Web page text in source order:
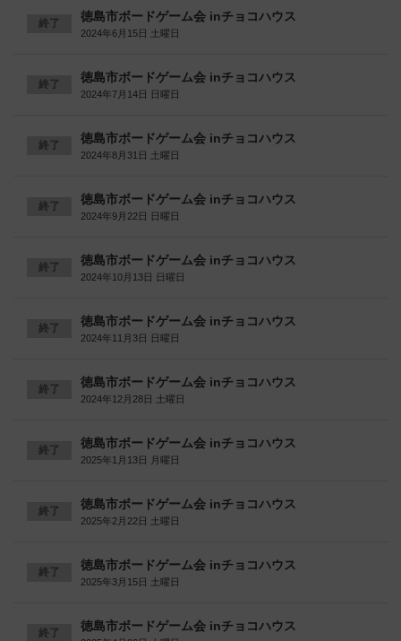
終了 徳島市ボードゲーム会 inチョコハウス
2024年6月15日 土曜日
終了 徳島市ボードゲーム会 inチョコハウス
2024年7月14日 日曜日
終了 徳島市ボードゲーム会 inチョコハウス
2024年8月31日 土曜日
終了 徳島市ボードゲーム会 inチョコハウス
2024年9月22日 日曜日
終了 徳島市ボードゲーム会 inチョコハウス
2024年10月13日 日曜日
終了 徳島市ボードゲーム会 inチョコハウス
2024年11月3日 日曜日
終了 徳島市ボードゲーム会 inチョコハウス
2024年12月28日 土曜日
終了 徳島市ボードゲーム会 inチョコハウス
2025年1月13日 月曜日
終了 徳島市ボードゲーム会 inチョコハウス
2025年2月22日 土曜日
終了 徳島市ボードゲーム会 inチョコハウス
2025年3月15日 土曜日
終了 徳島市ボードゲーム会 inチョコハウス